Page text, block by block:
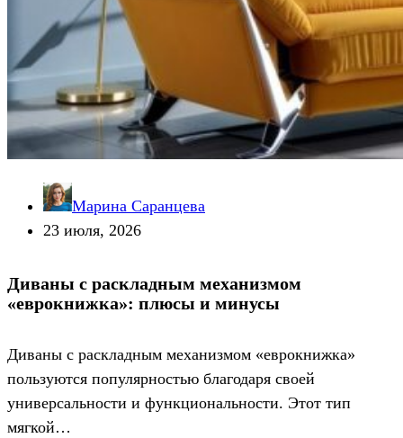
Марина Саранцева
23 июля, 2026
Диваны с раскладным механизмом
«еврокнижка»: плюсы и минусы
Диваны с раскладным механизмом «еврокнижка»
пользуются популярностью благодаря своей
универсальности и функциональности. Этот тип
мягкой…